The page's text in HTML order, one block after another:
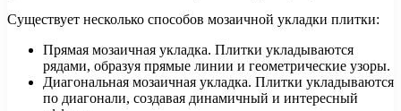
Существует несколько способов мозаичной укладки плитки:
Прямая мозаичная укладка. Плитки укладываются
рядами, образуя прямые линии и геометрические узоры.
Диагональная мозаичная укладка. Плитки укладываются
по диагонали, создавая динамичный и интересный